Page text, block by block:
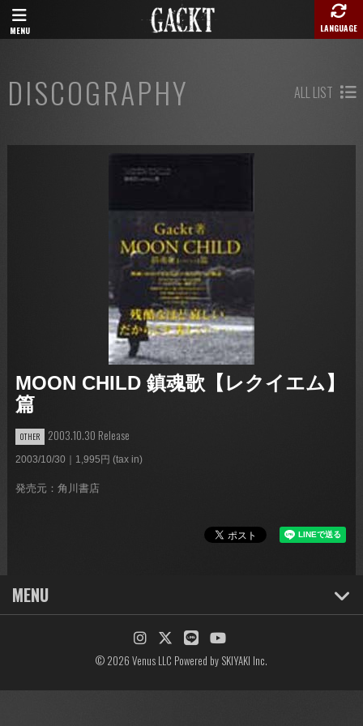
MENU LANGUAGE
DISCOGRAPHY ALL LIST
MOON CHILD 鎮魂歌【レクイエム】
篇
OTHER 2003.10.30 Release
2003/10/30｜1,995円 (tax in)
発売元：角川書店
MENU
© 2026 Venus LLC Powered by SKIYAKI Inc.